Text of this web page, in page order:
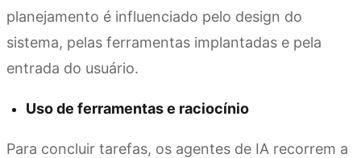
planejamento é influenciado pelo design do
sistema, pelas ferramentas implantadas e pela
entrada do usuário.
Uso de ferramentas e raciocínio
Para concluir tarefas, os agentes de IA recorrem a